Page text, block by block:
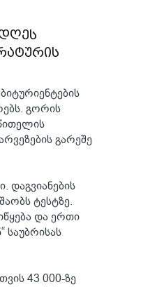
გორის
გარეშე
დაგვიანების
ტესტზე.
და ერთი
საუბრისას
43 000-ზე